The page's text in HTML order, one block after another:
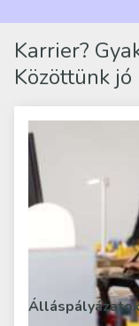
Karrier?
Közöttünk